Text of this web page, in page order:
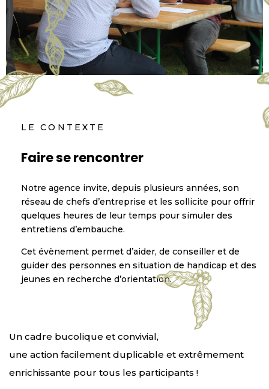
LE CONTEXTE
Faire se rencontrer
Notre agence invite, depuis plusieurs années, son
réseau de chefs d’entreprise et les sollicite pour offrir
quelques heures de leur temps pour simuler des
entretiens d’embauche.
Cet évènement permet d’aider, de conseiller et de
guider des personnes en situation de handicap et des
jeunes en recherche d’orientation.
Un cadre bucolique et convivial,
une action facilement duplicable et extrêmement
enrichissante pour tous les participants !